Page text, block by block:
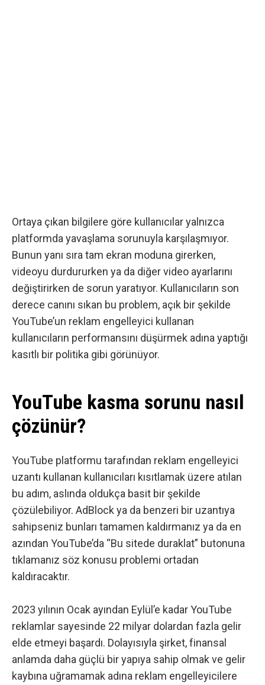
Ortaya çıkan bilgilere göre kullanıcılar yalnızca
platformda yavaşlama sorunuyla karşılaşmıyor.
Bunun yanı sıra tam ekran moduna girerken,
videoyu durdururken ya da diğer video ayarlarını
değiştirirken de sorun yaratıyor. Kullanıcıların son
derece canını sıkan bu problem, açık bir şekilde
YouTube’un reklam engelleyici kullanan
kullanıcıların performansını düşürmek adına yaptığı
kasıtlı bir politika gibi görünüyor.
YouTube kasma sorunu nasıl
çözünür?
YouTube platformu tarafından reklam engelleyici
uzantı kullanan kullanıcıları kısıtlamak üzere atılan
bu adım, aslında oldukça basit bir şekilde
çözülebiliyor. AdBlock ya da benzeri bir uzantıya
sahipseniz bunları tamamen kaldırmanız ya da en
azından YouTube’da “Bu sitede duraklat” butonuna
tıklamanız söz konusu problemi ortadan
kaldıracaktır.
2023 yılının Ocak ayından Eylül’e kadar YouTube
reklamlar sayesinde 22 milyar dolardan fazla gelir
elde etmeyi başardı. Dolayısıyla şirket, finansal
anlamda daha güçlü bir yapıya sahip olmak ve gelir
kaybına uğramamak adına reklam engelleyicilere